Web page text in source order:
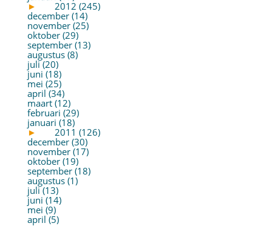
►
2012 (245)
december (14)
november (25)
oktober (29)
september (13)
augustus (8)
juli (20)
juni (18)
mei (25)
april (34)
maart (12)
februari (29)
januari (18)
►
2011 (126)
december (30)
november (17)
oktober (19)
september (18)
augustus (1)
juli (13)
juni (14)
mei (9)
april (5)